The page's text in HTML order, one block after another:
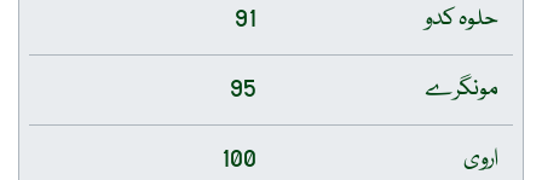
حلوہ کدو
91
مونگرے
95
اروی
100